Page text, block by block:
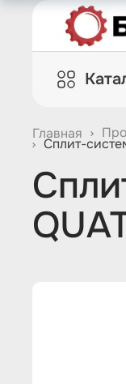
Главная
Сплит-